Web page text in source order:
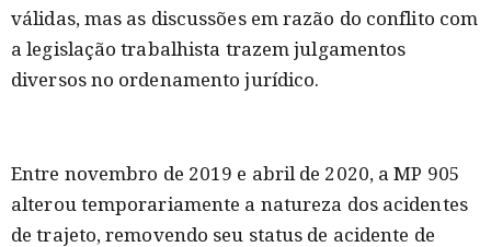
válidas, mas as discussões em razão do conflito com
a legislação trabalhista trazem julgamentos
diversos no ordenamento jurídico.
Entre novembro de 2019 e abril de 2020, a MP 905
alterou temporariamente a natureza dos acidentes
de trajeto, removendo seu status de acidente de